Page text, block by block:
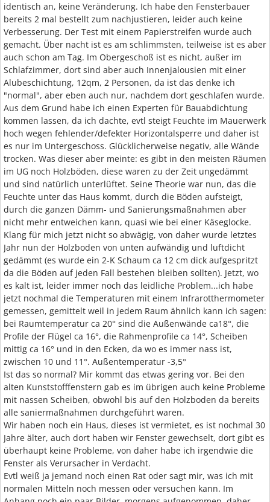
identisch an, keine Veränderung. Ich habe den Fensterbauer
bereits 2 mal bestellt zum nachjustieren, leider auch keine
Verbesserung. Der Test mit einem Papierstreifen wurde auch
gemacht. Über nacht ist es am schlimmsten, teilweise ist es aber
auch schon am Tag. Im Obergeschoß ist es nicht, außer im
Schlafzimmer, dort sind aber auch Innenjalousien mit einer
Alubeschichtung, 12qm, 2 Personen, da ist das denke ich
"normal", aber eben auch nur, nachdem dort geschlafen wurde.
Aus dem Grund habe ich einen Experten für Bauabdichtung
kommen lassen, da ich dachte, evtl steigt Feuchte im Mauerwerk
hoch wegen fehlender/defekter Horizontalsperre und daher ist
es nur im Untergeschoss. Glücklicherweise negativ, alle Wände
trocken. Was dieser aber meinte: es gibt in den meisten Räumen
im UG noch Holzböden, diese waren zu der Zeit ungedämmt
und sind natürlich unterlüftet. Seine Theorie war nun, das die
Feuchte unter das Haus kommt, durch die Böden aufsteigt,
durch die ganzen Dämm- und Sanierungsmaßnahmen aber
nicht mehr entweichen kann, quasi wie bei einer Käseglocke.
Klang für mich jetzt nicht so abwägig, von daher wurde letztes
Jahr nun der Holzboden von unten aufwändig und luftdicht
gedämmt (es wurde ein 2-K Schaum ca 12 cm dick aufgespritzt
da die Böden auf jeden Fall bestehen bleiben sollten). Jetzt, wo
es kalt ist, leider immer noch das leidliche Problem...ich habe
jetzt nochmal die Temperaturen mit einem Infrarotthermometer
gemessen, gemittelt weil in jedem Raum ähnlich kann ich sagen:
bei Raumtemperatur ca 20° sind die Außenwände ca18°, die
Profile der Flügel ca 16°, die Rahmenprofile ca 14°, Scheiben
mittig ca 16° und in den Ecken, da wo es immer nass ist,
zwischen 10 und 11°. Außentemperatur -3,5°
Ist das so normal? Mir kommt das etwas gering vor. Bei den
alten Kunststofffenstern gab es im übrigen auch keine Probleme
mit nassen Scheiben, obwohl bis auf den Holzboden da bereits
alle saniermaßnahmen durchgeführt waren.
Wir haben noch ein Haus, dieses ist vermietet, es ist nochmal 30
Jahre älter, auch dort haben wir Fenster gewechselt, dort gibt es
überhaupt keine Probleme, von daher habe ich irgendwie die
Fenster als Verursacher in Verdacht.
Evtl weiß ja jemand noch einen Rat oder sagt mir, was ich mit
normalen Mitteln noch messen oder versuchen kann. Im